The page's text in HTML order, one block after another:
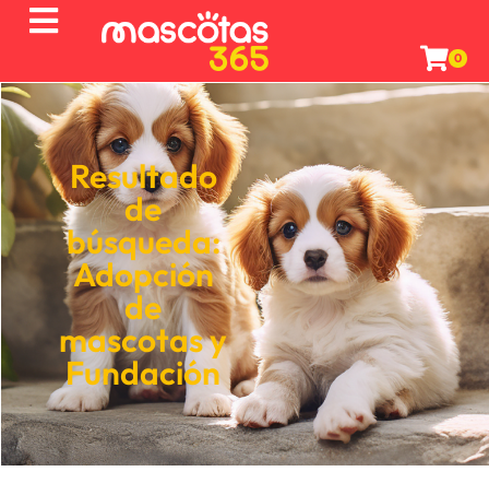
0
Resultado
de
búsqueda:
Adopción
de
mascotasy
Fundación